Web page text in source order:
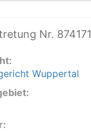
Nr. 874171
Wuppertal